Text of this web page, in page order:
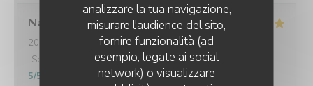
analizzare la tua navigazione,
misurare l'audience del sito,
fornire funzionalità (ad
esempio, legate ai social
network) o visualizzare
Nathalie
2025-10-20
- 12:00 - Ospiti 3
Servizio
Atmosfera: 5 /5 Cucina: 5/5 Qualità / Prezzo
5/5